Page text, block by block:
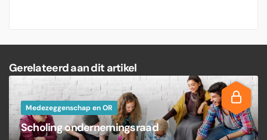
Gerelateerd aan dit artikel
Medezeggenschap en OR
Scholing ondernemingsraad